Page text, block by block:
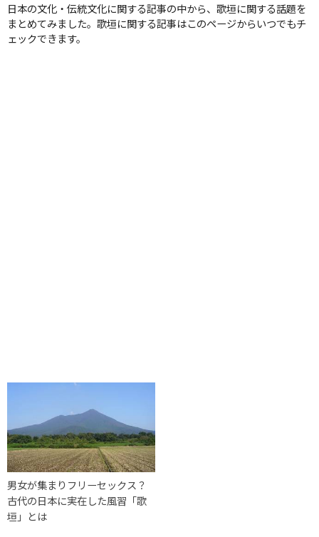
日本の文化・伝統文化に関する記事の中から、歌垣に関する話題を
まとめてみました。歌垣に関する記事はこのページからいつでもチ
ェックできます。
男女が集まりフリーセックス？
古代の日本に実在した風習「歌
垣」とは